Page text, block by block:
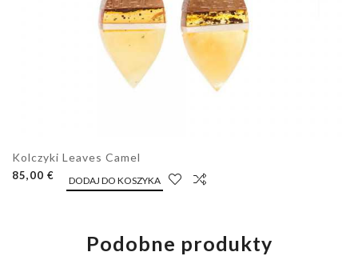
Kolczyki Leaves Camel
85,00 € DODAJ DO KOSZYKA
Podobne produkty